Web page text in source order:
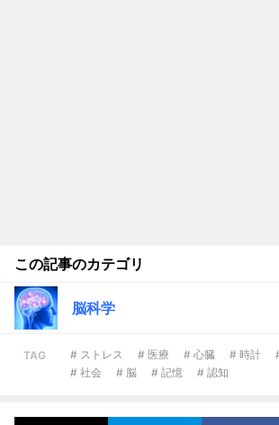
この記事のカテゴリ
脳科学
TAG # ストレス # 医療 # 心臓 # 時計
# 社会
# 脳 # 記憶 # 認知